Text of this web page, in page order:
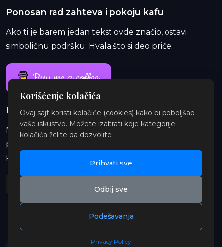
Ponosan rad zahteva i pokoju kafu
Ako ti je barem jedan tekst ovde značio, ostavi
simboličnu podršku. Hvala što si deo priče.
Buy me a coffee
Ponosan rad traje i duže od jedne kafe
Na Patreon-u te čekaju ekskluzivne i eksplicitne
priče, najave, insajderske priče, audio i ilustracije.
Pridruži se i podrži orbitu.
Korišćenje kolačića
Ovaj sajt koristi kolačiće (cookies) kako bi poboljšao
vaše iskustvo. Možete izabrati koje kategorije
kolačića želite da dozvolite.
Prihvati sve
Odbij sve
Podešavanja
Privacy Policy